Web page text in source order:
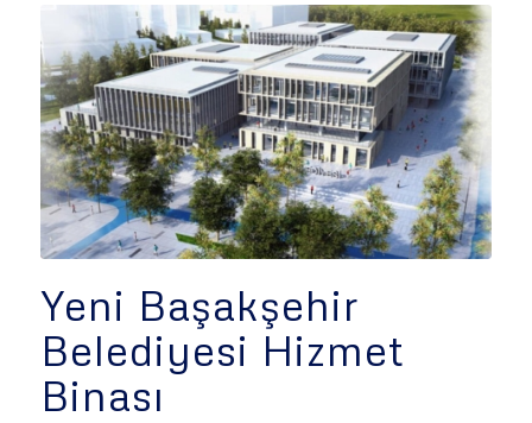
Yeni Başakşehir
Belediyesi Hizmet
Binası